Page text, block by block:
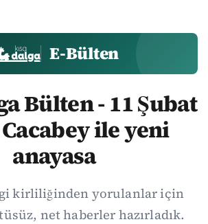
E-Bülten
Bülten - 11 Şubat
ile yeni
anayasa
kirliliğinden yorulanlar için
net haberler hazırladık.